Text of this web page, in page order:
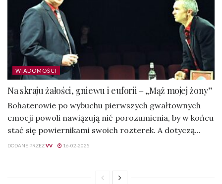
WIADOMOŚCI
Na skraju żałości, gniewu i euforii – „Mąż mojej żony”
Bohaterowie po wybuchu pierwszych gwałtownych
emocji powoli nawiązują nić porozumienia, by w końcu
stać się powiernikami swoich rozterek. A dotyczą...
DODANE PRZEZVV 16-02-2025